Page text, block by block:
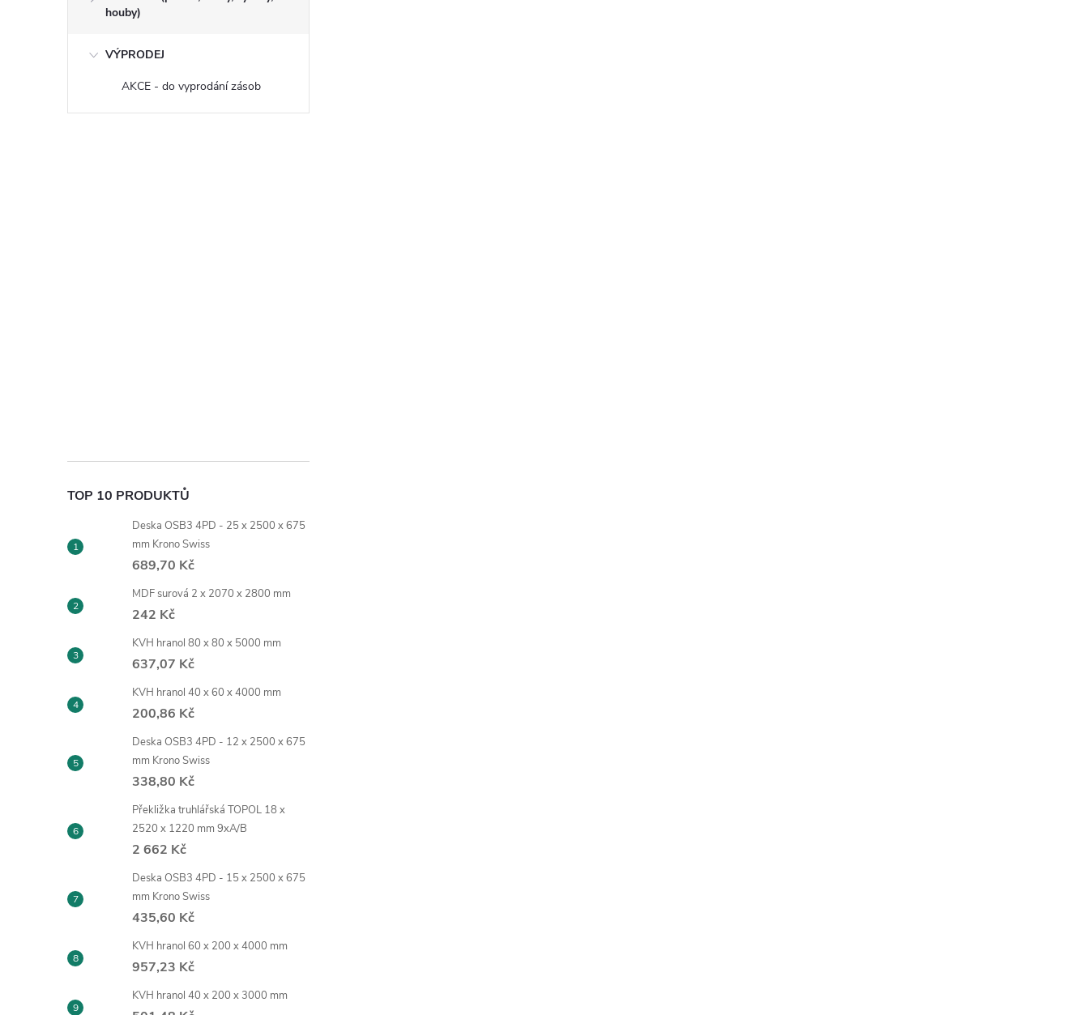
houby)
VÝPRODEJ
AKCE - do vyprodání zásob
TOP 10 PRODUKTŮ
Deska OSB3 4PD - 25 x 2500 x 675
mm Krono Swiss
689,70 Kč
MDF surová 2 x 2070 x 2800 mm
242 Kč
KVH hranol 80 x 80 x 5000 mm
637,07 Kč
KVH hranol 40 x 60 x 4000 mm
200,86 Kč
Deska OSB3 4PD - 12 x 2500 x 675
mm Krono Swiss
338,80 Kč
Překližka truhlářská TOPOL 18 x
2520 x 1220 mm 9xA/B
2 662 Kč
Deska OSB3 4PD - 15 x 2500 x 675
mm Krono Swiss
435,60 Kč
KVH hranol 60 x 200 x 4000 mm
957,23 Kč
KVH hranol 40 x 200 x 3000 mm